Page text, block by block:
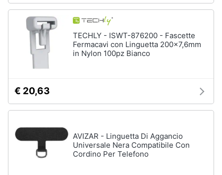
TECHLY - ISWT-876200 - Fascette
Fermacavi con Linguetta 200x7,6mm
in Nylon 100pz Bianco
€ 20,63
AVIZAR - Linguetta Di Aggancio
Universale Nera Compatibile Con
Cordino Per Telefono